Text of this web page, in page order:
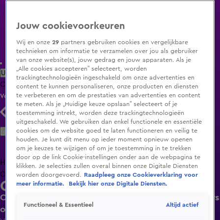
Uitzending Gemist Populaire programma's Zenders Genres
ClipsFilmsRadioSmart TV inlogShop
Volg KIJK
Zoeken
HomeUitzending Gemist Programma's De Bondgenoten
OranjezomerLivestreamsShop
Colder Cast
Colder Cast: Acteur Marcel Musters vraagt volgers
om geld
Jouw cookievoorkeuren
Wij en onze29 partners gebruiken cookies en vergelijkbare
technieken om informatie te verzamelen over jou als gebruiker
van onze website(s), jouw gedrag en jouw apparaten. Als je
„Alle cookies accepteren” selecteert, worden
trackingtechnologieën ingeschakeld om onze advertenties en
content te kunnen personaliseren, onze producten en diensten
te verbeteren en om de prestaties van advertenties en content
te meten. Als je „Huidige keuze opslaan” selecteert of je
toestemming intrekt, worden deze trackingtechnologieën
uitgeschakeld. We gebruiken dan enkel functionele en essentiële
cookies om de website goed te laten functioneren en veilig te
houden. Je kunt dit menu op ieder moment opnieuw openen
om je keuzes te wijzigen of om je toestemming in te trekken
door op de link Cookie-instellingen onder aan de webpagina te
klikken. Je selecties zullen overal binnen onze Digitale Diensten
worden doorgevoerd.
Raadpleeg onze Cookieverklaring voor
meer informatie.
Bekijk hier onze Digitale Diensten.
Functioneel & Essentieel Altijd actief